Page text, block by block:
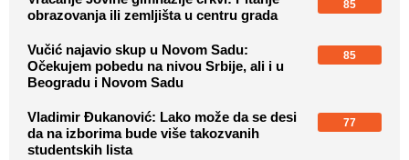
obrazovanja ili zemljišta u centru grada
85
Vučić najavio skup u Novom Sadu:
Očekujem pobedu na nivou Srbije, ali i u
Beogradu i Novom Sadu
85
Vladimir Đukanović: Lako može da se desi
da na izborima bude više takozvanih
studentskih lista
77